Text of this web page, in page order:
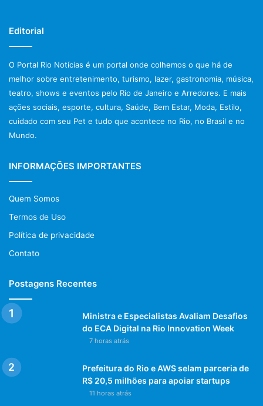
Editorial
O Portal Rio Notícias é um portal onde colhemos o que há de
melhor sobre entretenimento, turismo, lazer, gastronomia, música,
teatro, shows e eventos pelo Rio de Janeiro e Arredores. E mais
ações sociais, esporte, cultura, Saúde, Bem Estar, Moda, Estilo,
cuidado com seu Pet e tudo que acontece no Rio, no Brasil e no
Mundo.
INFORMAÇÕES IMPORTANTES
Quem Somos
Termos de Uso
Política de privacidade
Contato
Postagens Recentes
Ministra e Especialistas Avaliam Desafios
do ECA Digital na Rio Innovation Week
7 horas atrás
Prefeitura do Rio e AWS selam parceria de
R$ 20,5 milhões para apoiar startups
11 horas atrás